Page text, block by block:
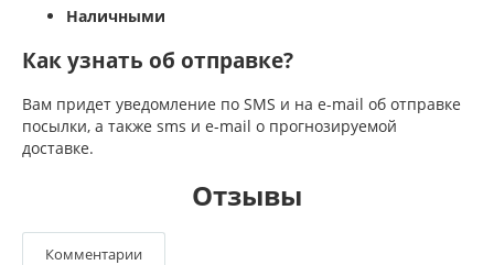
Наличными
Как узнать об отправке?
Вам придет уведомление по SMS и на e-mail об отправке
посылки, а также sms и e-mail о прогнозируемой
доставке.
Отзывы
Комментарии